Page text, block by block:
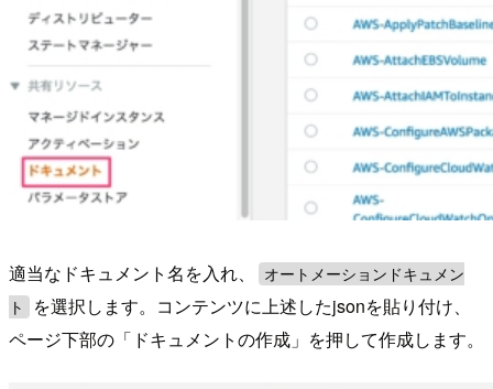
適当なドキュメント名を入れ、
オートメーションドキュメン
ト
を選択します。コンテンツに上述したjsonを貼り付け、
ページ下部の「ドキュメントの作成」を押して作成します。